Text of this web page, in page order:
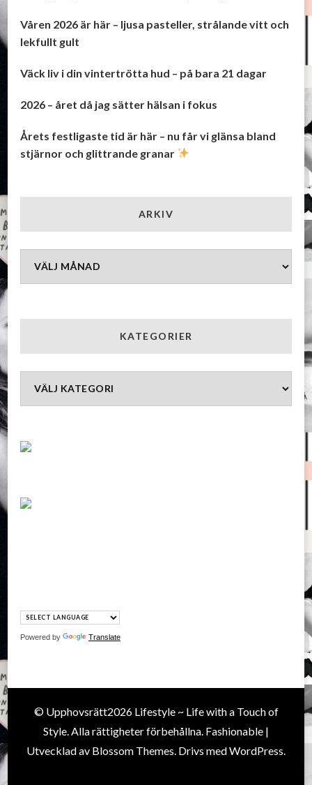
Våren 2026 är här – ljusa pasteller, strålande vitt och
lekfullt gult
Väck liv i din vintertrötta hud – på bara 21 dagar
2026 – året då jag sätter hälsan i fokus
Årets festligaste tid är här – nu får vi glänsa bland
stjärnor och glittrande granar
ARKIV
Arkiv
KATEGORIER
Kategorier
Powered by Translate
© Upphovsrätt2026 Lifestyle ~ Life with a Touch of
Style . Alla rättigheter förbehållna. Fashionable |
Utvecklad av Blossom Themes . Drivs medWordPress